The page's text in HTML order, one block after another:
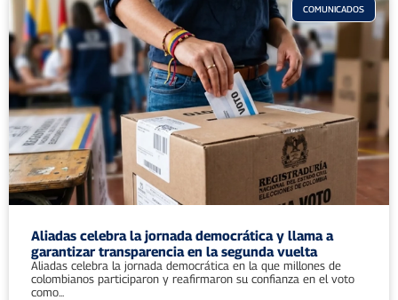
COMUNICADOS
Aliadas celebra la jornada democrática y llama a
garantizar transparencia en la segunda vuelta
Aliadas celebra la jornada democrática en la que millones de
colombianos participaron y reafirmaron su confianza en el voto
como...